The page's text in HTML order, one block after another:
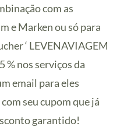
com as
e Marken ou só para
‘ LEVENAVIAGEM
% nos serviços da
email para eles
seu cupom que já
garantido!